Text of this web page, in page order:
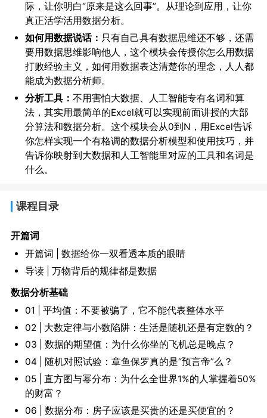
际，让你明白“原来是这么回事”。从理论到应用，让你
真正活学活用数据分析。
如何用数据说话： 只有自己具有数据思维还不够，还需
要用数据思维影响他人，这个模块会传授你怎么用数据
打败经验主义，如何用数据表达清楚你的理念，人人都
能成为数据分析师。
分析工具： 不用害怕大数据、人工智能专有名词和算
法，其实用最简单的Excel就可以实现前面讲授的大部
分算法和数据分析。这个模块会从0到N，用Excel告诉
你怎样实现一个有格调的数据分析模型和使用技巧，并
告诉你映射到大数据和人工智能里对应的工具和名词是
什么。
课程目录
开篇词
开篇词 | 数据给你一双看透本质的眼睛
导读 | 万物背后的规律都是数据
数据分析基础
01 | 平均值：不要被骗了，它不能代表整体水平
02 | 大数定律与小数陷阱：生活是随机还是有定数的？
03 | 数据的期望值：为什么你坐的飞机总是晚点？
04 | 随机对照试验：章鱼保罗真的是“预言帝”么？
05 | 直方图与幂分布：为什么全世界1%的人掌握着50%
的财富？
06 | 数据分布：房子应该是买贵的还是买便宜的？